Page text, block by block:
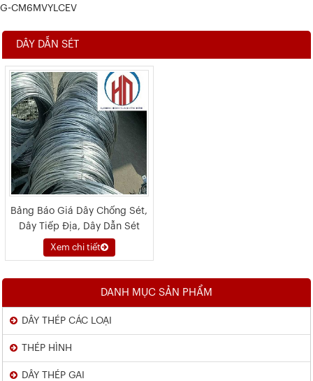
G-CM6MVYLCEV
DÂY DẪN SÉT
Bảng Báo Giá Dây Chống Sét,
Dây Tiếp Địa, Dây Dẫn Sét
2026
Xem chi tiết
DANH MỤC SẢN PHẨM
DÂY THÉP CÁC LOẠI
THÉP HÌNH
DÂY THÉP GAI